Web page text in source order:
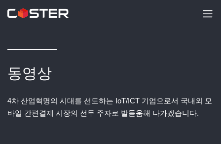
동영상
4차 산업혁명의 시대를 선도하는 IoT/ICT 기업으로서 국내외 모
바일 간편결제 시장의 선두 주자로 발돋움해 나가겠습니다.